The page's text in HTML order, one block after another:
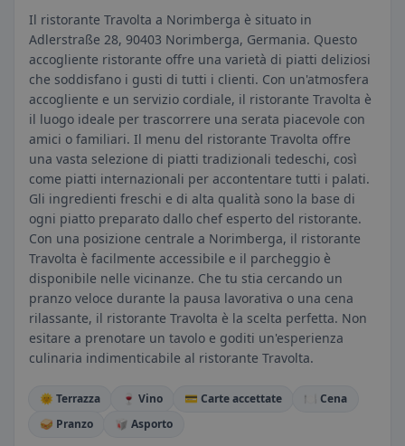
Il ristorante Travolta a Norimberga è situato in
Adlerstraße 28, 90403 Norimberga, Germania. Questo
accogliente ristorante offre una varietà di piatti deliziosi
che soddisfano i gusti di tutti i clienti. Con un'atmosfera
accogliente e un servizio cordiale, il ristorante Travolta è
il luogo ideale per trascorrere una serata piacevole con
amici o familiari. Il menu del ristorante Travolta offre
una vasta selezione di piatti tradizionali tedeschi, così
come piatti internazionali per accontentare tutti i palati.
Gli ingredienti freschi e di alta qualità sono la base di
ogni piatto preparato dallo chef esperto del ristorante.
Con una posizione centrale a Norimberga, il ristorante
Travolta è facilmente accessibile e il parcheggio è
disponibile nelle vicinanze. Che tu stia cercando un
pranzo veloce durante la pausa lavorativa o una cena
rilassante, il ristorante Travolta è la scelta perfetta. Non
esitare a prenotare un tavolo e goditi un'esperienza
culinaria indimenticabile al ristorante Travolta.
🌞 Terrazza 🍷 Vino 💳 Carte accettate
🍽️ Cena
🥪 Pranzo
🥡 Asporto